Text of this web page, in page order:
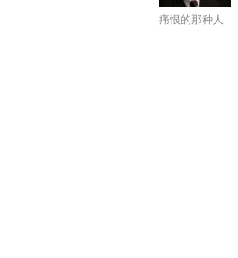
痛恨的那种人